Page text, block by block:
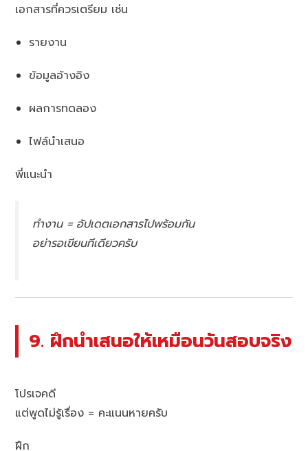
เอกสารที่ควรเตรียม เช่น
รายงาน
ข้อมูลอ้างอิง
ผลการทดลอง
ไฟล์นำเสนอ
พี่แนะนำ
ทำงาน = อัปเดตเอกสารไปพร้อมกัน
อย่ารอเขียนทีเดียวครับ
9. ฝึกนำเสนอให้เหมือนวันสอบจริง
โปรเจคดี
แต่พูดไม่รู้เรื่อง = คะแนนหายครับ
ฝึก